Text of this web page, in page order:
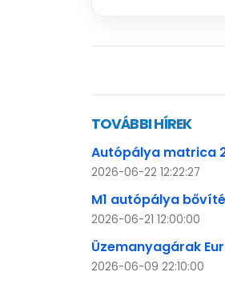
TOVÁBBI HÍREK
Autópálya matrica
2026-06-22 12:22:27
M1 autópálya
2026-06-21 12:00:00
Üzemanyagárak
2026-06-09 22:10:00